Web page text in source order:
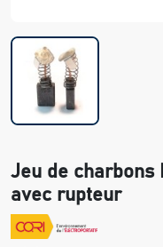
Jeu de charbons
avec rupteur